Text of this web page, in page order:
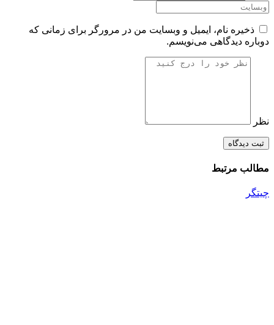
ذخیره نام، ایمیل و وبسایت من در مرورگر برای زمانی که
دوباره دیدگاهی می‌نویسم.
نظر
مطالب مرتبط
چیتگر